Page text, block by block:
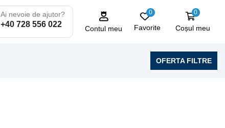
Ai nevoie de ajutor?
+40 728 556 022
Contul meu
0
Favorite
0
Coșul meu
OFERTA FILTRE